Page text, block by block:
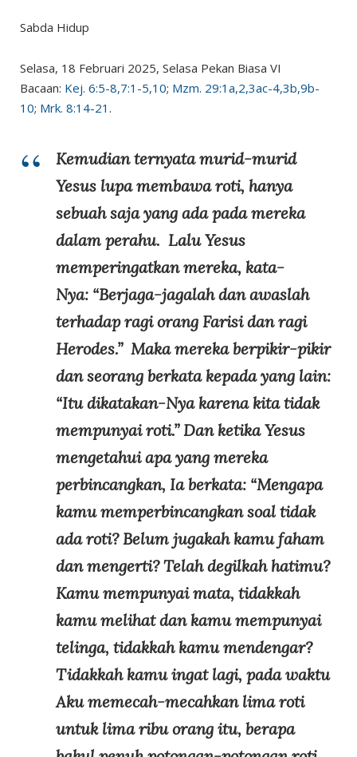
Sabda Hidup
Selasa, 18 Februari 2025, Selasa Pekan Biasa VI
Bacaan: Kej. 6:5-8,7:1-5,10; Mzm. 29:1a,2,3ac-4,3b,9b-
10; Mrk. 8:14-21 .
Kemudian ternyata murid-murid
Yesus lupa membawa roti, hanya
sebuah saja yang ada pada mereka
dalam perahu. Lalu Yesus
memperingatkan mereka, kata-
Nya: “Berjaga-jagalah dan awaslah
terhadap ragi orang Farisi dan ragi
Herodes.” Maka mereka berpikir-pikir
dan seorang berkata kepada yang lain:
“Itu dikatakan-Nya karena kita tidak
mempunyai roti.” Dan ketika Yesus
mengetahui apa yang mereka
perbincangkan, Ia berkata: “Mengapa
kamu memperbincangkan soal tidak
ada roti? Belum jugakah kamu faham
dan mengerti? Telah degilkah hatimu?
Kamu mempunyai mata, tidakkah
kamu melihat dan kamu mempunyai
telinga, tidakkah kamu mendengar?
Tidakkah kamu ingat lagi, pada waktu
Aku memecah-mecahkan lima roti
untuk lima ribu orang itu, berapa